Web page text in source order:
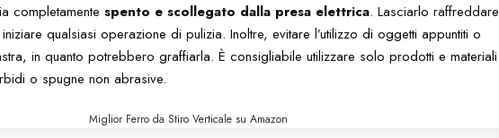
completamentespento e scollegato dalla presa elettrica. Lasciarlo raffreddare
qualsiasi operazione di pulizia. Inoltre, evitare l’utilizzo di oggetti appuntiti o
in quanto potrebbero graffiarla. È consigliabile utilizzare solo prodotti e materiali
o spugne non abrasive.
Miglior Ferro da Stiro Verticale su Amazon